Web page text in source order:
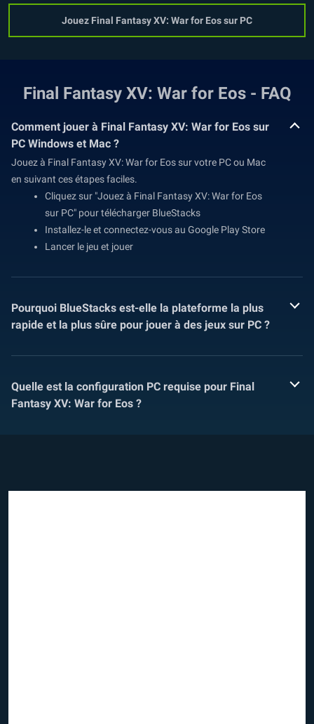
Jouez Final Fantasy XV: War for Eos sur PC
Final Fantasy XV: War for Eos - FAQ
Comment jouer à Final Fantasy XV: War for Eos sur
PC Windows et Mac ?
Jouez à Final Fantasy XV: War for Eos sur votre PC ou Mac
en suivant ces étapes faciles.
Cliquez sur "Jouez à Final Fantasy XV: War for Eos
sur PC" pour télécharger BlueStacks
Installez-le et connectez-vous au Google Play Store
Lancer le jeu et jouer
Pourquoi BlueStacks est-elle la plateforme la plus
rapide et la plus sûre pour jouer à des jeux sur PC ?
Quelle est la configuration PC requise pour Final
Fantasy XV: War for Eos ?